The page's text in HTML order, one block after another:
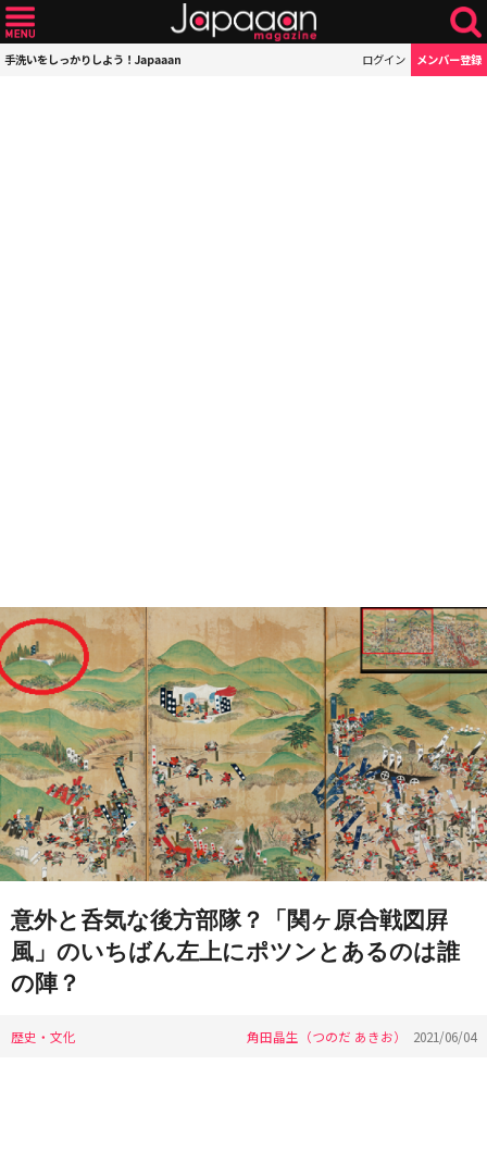
手洗いをしっかりしよう！Japaaan ログイン メンバー登録
意外と呑気な後方部隊？「関ヶ原合戦図屛
風」のいちばん左上にポツンとあるのは誰
の陣？
歴史・文化 角田晶生（つのだ あきお） 2021/06/04